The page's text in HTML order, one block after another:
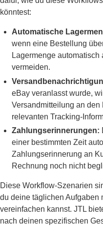
könntest:
Automatische
wenn eine Bestellung
Lagermenge
vermeiden.
eBay veranlasst wurde,
Versandmitteilung an
relevanten Tracking-
Zahlungserinnerungen:
einer bestimmten Zeit
Zahlungserinnerung an
Rechnung noch nicht
Diese Workflow-Szenarien
du deine täglichen Aufgaben
vereinfachen kannst. JTL
nach deinen spezifischen